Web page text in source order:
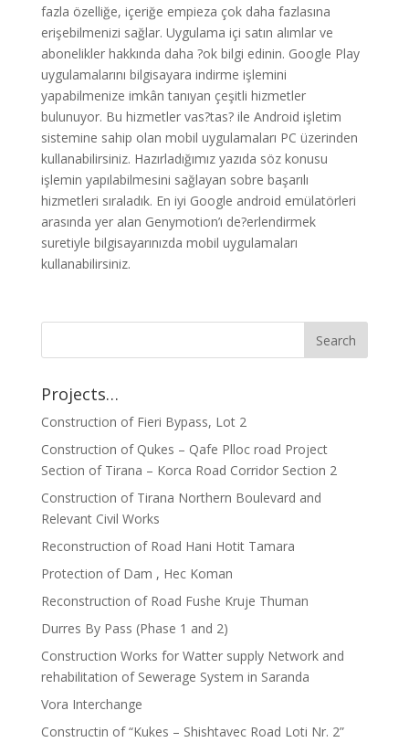
fazla özelliğe, içeriğe empieza çok daha fazlasına
erişebilmenizi sağlar. Uygulama içi satın alımlar ve
abonelikler hakkında daha ?ok bilgi edinin. Google Play
uygulamalarını bilgisayara indirme işlemini
yapabilmenize imkân tanıyan çeşitli hizmetler
bulunuyor. Bu hizmetler vas?tas? ile Android işletim
sistemine sahip olan mobil uygulamaları PC üzerinden
kullanabilirsiniz. Hazırladığımız yazıda söz konusu
işlemin yapılabilmesini sağlayan sobre başarılı
hizmetleri sıraladık. En iyi Google android emülatörleri
arasında yer alan Genymotion’ı de?erlendirmek
suretiyle bilgisayarınızda mobil uygulamaları
kullanabilirsiniz.
Projects…
Construction of Fieri Bypass, Lot 2
Construction of Qukes – Qafe Plloc road Project
Section of Tirana – Korca Road Corridor Section 2
Construction of Tirana Northern Boulevard and
Relevant Civil Works
Reconstruction of Road Hani Hotit Tamara
Protection of Dam , Hec Koman
Reconstruction of Road Fushe Kruje Thuman
Durres By Pass (Phase 1 and 2)
Construction Works for Watter supply Network and
rehabilitation of Sewerage System in Saranda
Vora Interchange
Constructin of “Kukes – Shishtavec Road Loti Nr. 2”